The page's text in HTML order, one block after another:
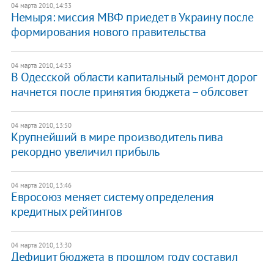
04 марта 2010, 14:33
Немыря: миссия МВФ приедет в Украину после
формирования нового правительства
04 марта 2010, 14:33
В Одесской области капитальный ремонт дорог
начнется после принятия бюджета – облсовет
04 марта 2010, 13:50
Крупнейший в мире производитель пива
рекордно увеличил прибыль
04 марта 2010, 13:46
Евросоюз меняет систему определения
кредитных рейтингов
04 марта 2010, 13:30
Дефицит бюджета в прошлом году составил